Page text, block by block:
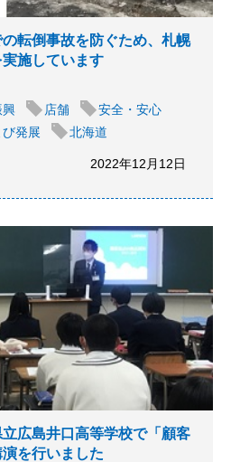
の転倒事故を防ぐため、札幌
施しています
興 店舗
安全・安心
発展
北海道
2022年12月12日
立広島井口高等学校で「顧客
を行いました